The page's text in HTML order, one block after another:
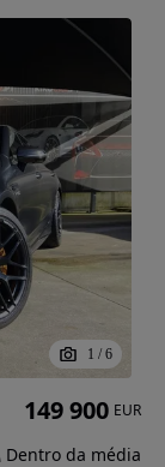
1 / 6
149 900 EUR
Dentro da média